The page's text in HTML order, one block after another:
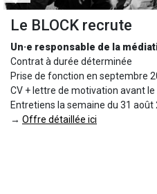
recrute
de la médiation et de
durée déterminée
en septembre 2026
de motivation avant le 23 août
la semaine du 31 août 2026
ici